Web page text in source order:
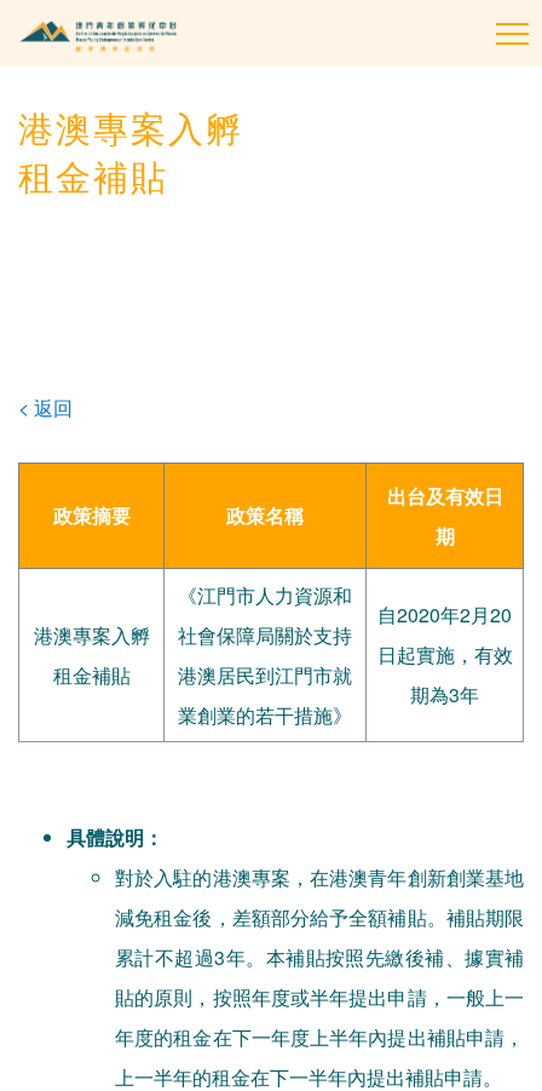
港澳專案入孵
租金補貼
< 返回
政策摘要 政策名稱
出台及有效日
期
港澳專案入孵
租金補貼
《江門市人力資源和
社會保障局關於支持
港澳居民到江門市就
業創業的若干措施》
自2020年2月20
日起實施，有效
期為3年
具體說明：
對於入駐的港澳專案，在港澳青年創新創業基地
減免租金後，差額部分給予全額補貼。補貼期限
累計不超過3年。本補貼按照先繳後補、據實補
貼的原則，按照年度或半年提出申請，一般上一
年度的租金在下一年度上半年內提出補貼申請，
上一半年的租金在下一半年內提出補貼申請。